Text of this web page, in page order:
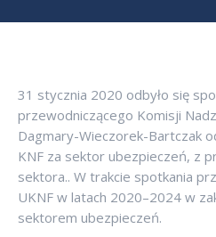
31 stycznia 2020 odbyło się
przewodniczącego Komisji
Dagmary-Wieczorek-Bartczak
KNF za sektor ubezpieczeń, z
sektora.. W trakcie spotkania
UKNF w latach 2020–2024 w
sektorem ubezpieczeń.